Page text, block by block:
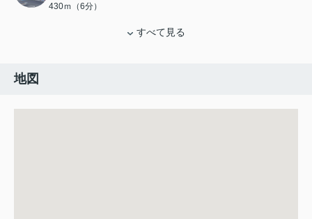
430ｍ（6分）
すべて見る
地図